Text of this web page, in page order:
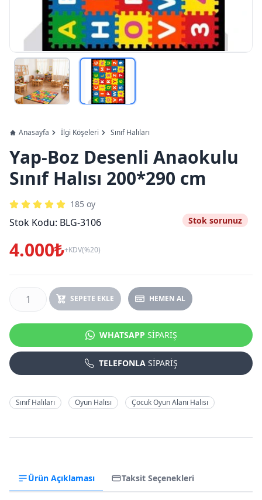
Anasayfa İlgi Köşeleri Sınıf Halıları
Yap-Boz Desenli Anaokulu
Sınıf Halısı 200*290 cm
185 oy
Stok Kodu: BLG-3106 Stok sorunuz
4.000₺+KDV(%20)
SEPETE EKLE HEMEN AL
WHATSAPP SİPARİŞ
TELEFONLA SİPARİŞ
Sınıf Halıları Oyun Halısı Çocuk Oyun Alanı Halısı
Ürün Açıklaması Taksit Seçenekleri